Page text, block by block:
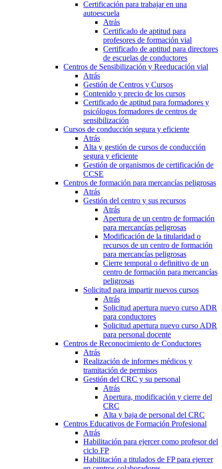
Certificación para trabajar en una
autoescuela
Atrás
Certificado de aptitud para
profesores de formación vial
Certificado de aptitud para directores
de escuelas de conductores
Centros de Sensibilización y Reeducación vial
Atrás
Gestión de Centros y Cursos
Contenido y precio de los cursos
Certificado de aptitud para formadores y
psicólogos formadores de centros de
sensibilización
Cursos de conducción segura y eficiente
Atrás
Alta y gestión de cursos de conducción
segura y eficiente
Gestión de organismos de certificación de
CCSE
Centros de formación para mercancías peligrosas
Atrás
Gestión del centro y sus recursos
Atrás
Apertura de un centro de formación
para mercancías peligrosas
Modificación de la titularidad o
recursos de un centro de formación
para mercancías peligrosas
Cierre temporal o definitivo de un
centro de formación para mercancías
peligrosas
Solicitud para impartir nuevos cursos
Atrás
Solicitud apertura nuevo curso ADR
para conductores
Solicitud apertura nuevo curso ADR
para personal docente
Centros de Reconocimiento de Conductores
Atrás
Realización de informes médicos y
tramitación de permisos
Gestión del CRC y su personal
Atrás
Apertura, modificación y cierre del
CRC
Alta y baja de personal del CRC
Centros Educativos de Formación Profesional
Atrás
Habilitación para ejercer como profesor del
ciclo FP
Habilitación a titulados de FP para ejercer